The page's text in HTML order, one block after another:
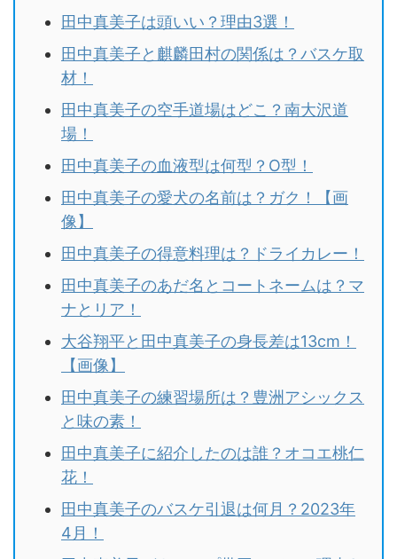
田中真美子は頭いい？理由3選！
田中真美子と麒麟田村の関係は？バスケ取
材！
田中真美子の空手道場はどこ？南大沢道
場！
田中真美子の血液型は何型？O型！
田中真美子の愛犬の名前は？ガク！【画
像】
田中真美子の得意料理は？ドライカレー！
田中真美子のあだ名とコートネームは？マ
ナとリア！
大谷翔平と田中真美子の身長差は13cm！
【画像】
田中真美子の練習場所は？豊洲アシックス
と味の素！
田中真美子に紹介したのは誰？オコエ桃仁
花！
田中真美子のバスケ引退は何月？2023年
4月！